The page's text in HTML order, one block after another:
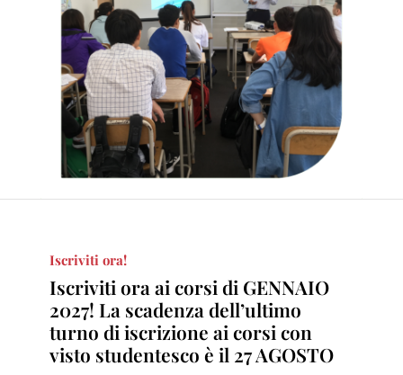
Iscriviti ora!
Iscriviti ora ai corsi di GENNAIO
2027! La scadenza dell’ultimo
turno di iscrizione ai corsi con
visto studentesco è il 27 AGOSTO